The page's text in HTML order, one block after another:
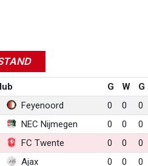
G W G
Feyenoord 0 0 0
NEC Nijmegen 0 0 0
FC Twente 0 0 0
Ajax 0 0 0